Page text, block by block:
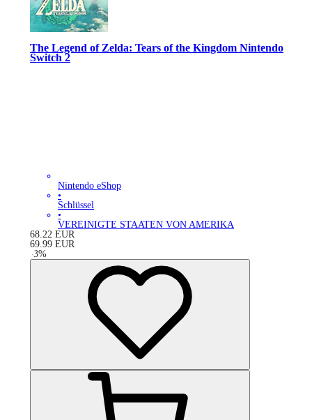
The Legend of Zelda: Tears of the Kingdom Nintendo
Switch 2
Nintendo eShop
•
Schlüssel
•
VEREINIGTE STAATEN VON AMERIKA
68.22 EUR
69.99 EUR
-3%